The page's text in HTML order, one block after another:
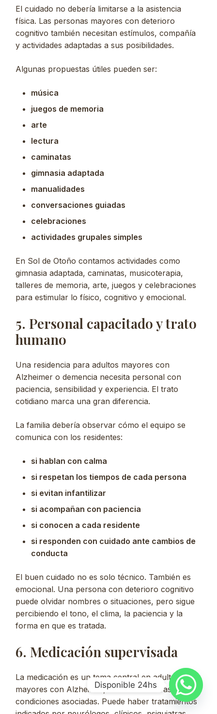
El cuidado no debería limitarse a la asistencia
física. Las personas mayores con deterioro
cognitivo también necesitan estímulos, compañía
y actividades adaptadas a sus posibilidades.
Algunas propuestas útiles pueden ser:
música
juegos de memoria
arte
lectura
caminatas
gimnasia adaptada
manualidades
conversaciones guiadas
celebraciones
actividades grupales simples
En Sol de Otoño contamos actividades como
gimnasia adaptada, caminatas, musicoterapia,
talleres de memoria, arte, juegos y celebraciones
para estimular lo físico, cognitivo y emocional.
5. Personal capacitado y trato
humano
Una residencia para adultos mayores con
Alzheimer o demencia necesita personal con
paciencia, sensibilidad y experiencia. El trato
cotidiano marca una gran diferencia.
La familia debería observar cómo el equipo se
comunica con los residentes:
si hablan con calma
si respetan los tiempos de cada persona
si evitan infantilizar
si acompañan con paciencia
si conocen a cada residente
si responden con cuidado ante cambios de
conducta
El buen cuidado no es solo técnico. También es
emocional. Una persona con deterioro cognitivo
puede olvidar nombres o situaciones, pero sigue
percibiendo el tono, el clima, la paciencia y la
forma en que es tratada.
6. Medicación supervisada
La medicación es un tema central en adultos
mayores con Alzheimer, demencia u otras
condiciones asociadas. Puede haber tratamientos
Disponible 24hs